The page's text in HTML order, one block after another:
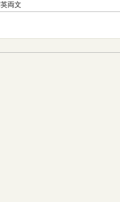
両文